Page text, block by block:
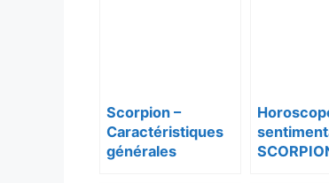
Scorpion –
Caractéristiques
générales